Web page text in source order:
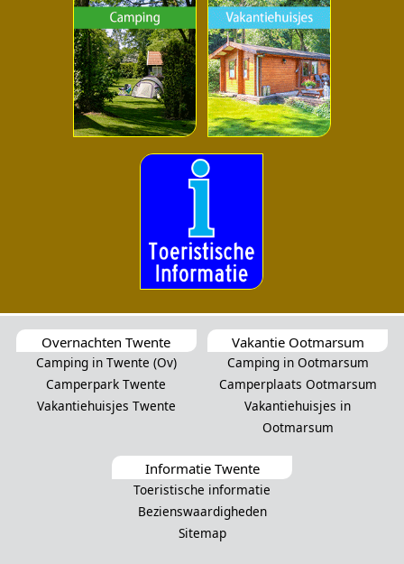
Overnachten Twente
Camping in Twente (Ov)
Camperpark Twente
Vakantiehuisjes Twente
Vakantie Ootmarsum
Camping in Ootmarsum
Camperplaats Ootmarsum
Vakantiehuisjes in
Ootmarsum
Informatie Twente
Toeristische informatie
Bezienswaardigheden
Sitemap